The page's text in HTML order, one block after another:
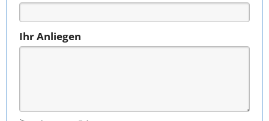
Ihr Anliegen